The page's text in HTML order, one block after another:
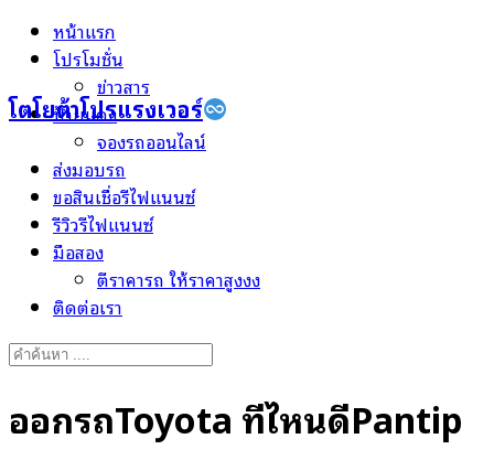
Skip
โตโยต้าโปรแรงเวอร์
หน้าแรก
โปรโมชั่น
ข่าวสาร
ป้ายแดง
จองรถออนไลน์
ส่งมอบรถ
ขอสินเชื่อรีไฟแนนซ์
รีวิวรีไฟแนนซ์
มือสอง
ตีราคารถ ให้ราคาสูงงง
ติดต่อเรา
Search
ออกรถToyota ที่ไหนดีPantip